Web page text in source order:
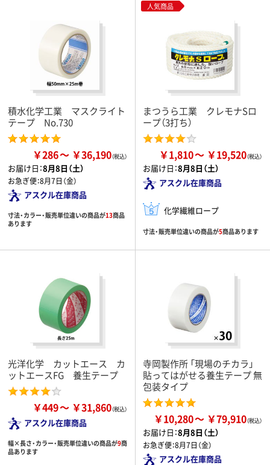
積水化学工業 マスクライト
テープ No.730
￥286 ￥36,190
お届け日：8月8日（土）
お急ぎ便：8月7日（金）
アスクル在庫商品
寸法・カラー・販売単位違いの商品が13商品
あります
人気商品
まつうら工業 クレモナSロ
ープ（3打ち）
￥1,810 ￥19,520
お届け日：8月8日（土）
アスクル在庫商品
化学繊維ロープ
寸法・販売単位違いの商品が5商品あります
光洋化学 カットエース カ
ットエースFG 養生テープ
￥449 ￥31,860
アスクル在庫商品
幅×長さ・カラー・販売単位違いの商品が9商
品あります
寺岡製作所 「現場のチカラ」
貼ってはがせる養生テープ 無
包装タイプ
￥10,280 ￥79,910
お届け日：8月8日（土）
お急ぎ便：8月7日（金）
アスクル在庫商品